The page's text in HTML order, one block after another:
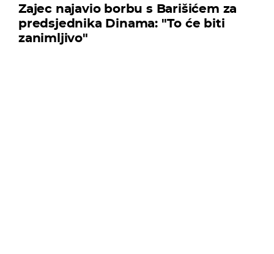
Zajec najavio borbu s Barišićem za
predsjednika Dinama: "To će biti
zanimljivo"